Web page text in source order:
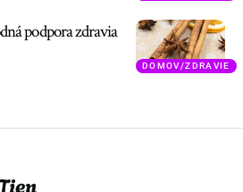
DOMOV/ZDRAVIE
podpora zdravia